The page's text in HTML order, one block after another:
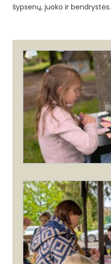
šypsenų, juoko ir bendrystės.